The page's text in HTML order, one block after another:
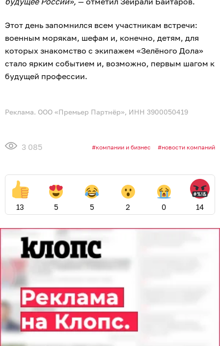
Этот день запомнился всем участникам встречи:
военным морякам, шефам и, конечно, детям, для
которых знакомство с экипажем «Зелёного Дола»
стало ярким событием и, возможно, первым шагом к
будущей профессии.
Реклама. ООО «Премьер Партнёр», ИНН 3900050419
3 085 компании и бизнес новости компаний
13 5 5 2 0 14